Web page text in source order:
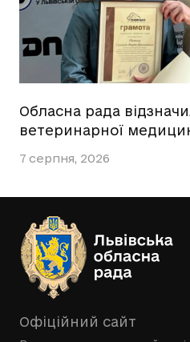
Обласна рада
ветеринарної
7 серпня, 2026
Офіційний сайт